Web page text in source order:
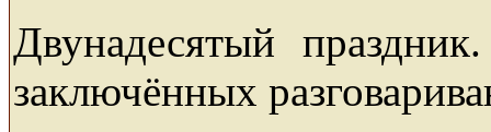
Двунадесятый
заключённых